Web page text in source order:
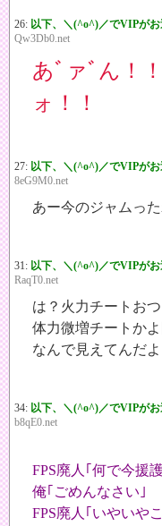
26: 以下、＼(^o^)／でVIPが
Qw3Db0.net
あﾞァﾞん！
ォ！！
27: 以下、＼(^o^)／でVIPが
8eG9M0.net
あー今のジャムっ
31: 以下、＼(^o^)／でVIPが
RaqT0.net
は？火力チートおつ
体力微増チートか
なんで見えてんだよ
34: 以下、＼(^o^)／でVIPが
b8qE0.net
FPS廃人｢何で今援
俺｢ごめんなさい｣
FPS廃人｢いやいや